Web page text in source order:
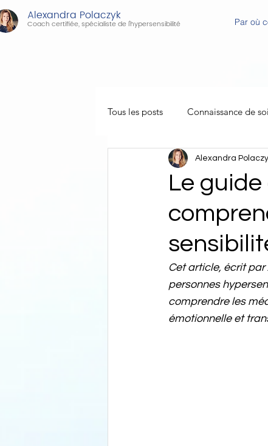
Alexandra Polaczyk
Coach certifiée, spécialiste de l'hypersensibilité Par où
Tous les posts Connaissance de soi
Le
Alexandra
Cet article, écrit
personnes
comprendre les
émotionnelle et